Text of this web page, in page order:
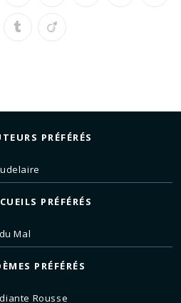
PRÉFÉRÉS
PRÉFÉRÉS
Mal
PRÉFÉRÉS
Rousse